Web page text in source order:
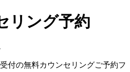
リング予約
付の無料カウンセリングご予約フ